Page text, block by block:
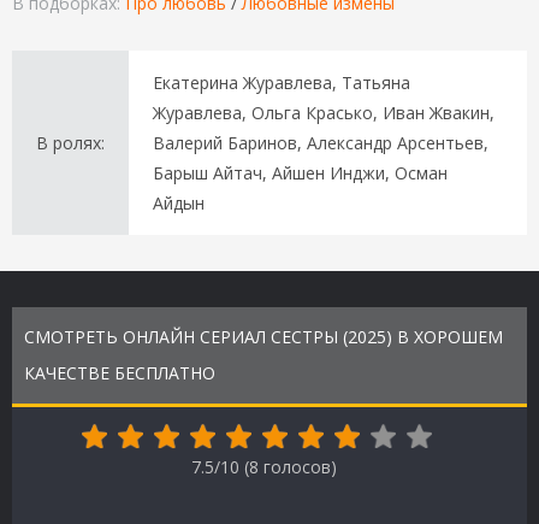
В ролях:
Екатерина Журавлева, Татьяна
Журавлева, Ольга Красько, Иван Жвакин,
Валерий Баринов, Александр Арсентьев,
Барыш Айтач, Айшен Инджи, Осман
Айдын
СМОТРЕТЬ ОНЛАЙН СЕРИАЛ СЕСТРЫ (2025) В ХОРОШЕМ
КАЧЕСТВЕ БЕСПЛАТНО
7.5/10 (8 голосов)